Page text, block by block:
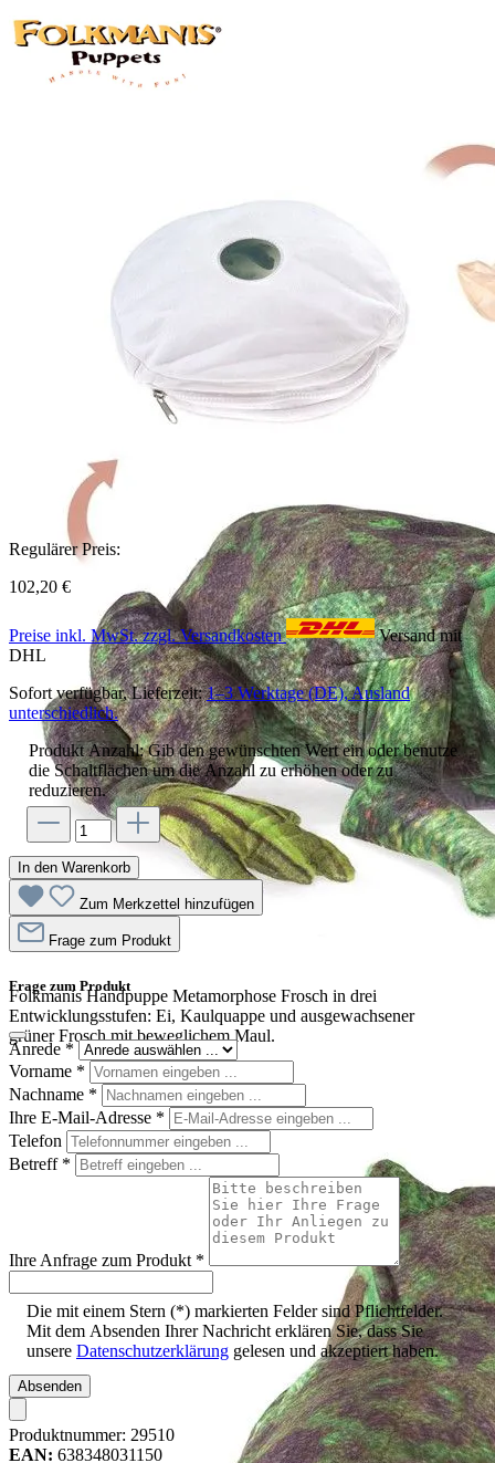
Folkmanis Handpuppe Metamorphose Frosch in drei
Entwicklungsstufen: Ei, Kaulquappe und ausgewachsener
grüner Frosch mit beweglichem Maul.
Regulärer Preis:
102,20 €
Preise inkl. MwSt. zzgl. Versandkosten
Versand mit
DHL
Sofort verfügbar, Lieferzeit:1–3 Werktage (DE), Ausland
unterschiedlich.
Produkt Anzahl: Gib den gewünschten Wert ein oder benutze
die Schaltflächen um die Anzahl zu erhöhen oder zu
reduzieren.
In den Warenkorb
Zum Merkzettel hinzufügen
Frage zum Produkt
Frage zum Produkt
Anrede *
Vorname *
Nachname *
Ihre E-Mail-Adresse *
Telefon
Betreff *
Ihre Anfrage zum Produkt *
Die mit einem Stern (*) markierten Felder sind Pflichtfelder.
Mit dem Absenden Ihrer Nachricht erklären Sie, dass Sie
unsere Datenschutzerklärung gelesen und akzeptiert haben.
Absenden
Produktnummer: 29510
EAN: 638348031150